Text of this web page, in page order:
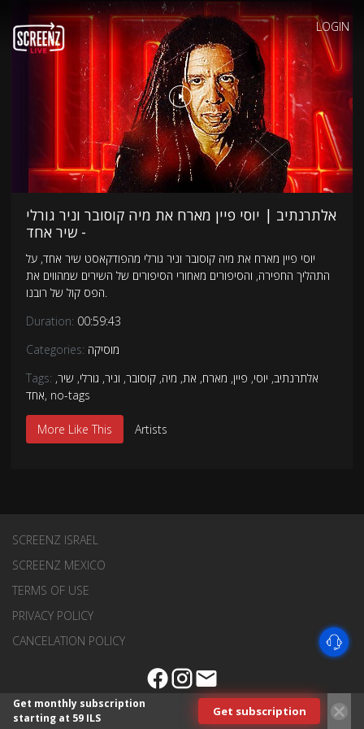
LOGIN
אלתרנתיב | יוסי פיין מארח את מיה קוסובר וניר גורלי
- שיר אחד
יוסי פיין מארח את מיה קוסובר וניר גורלי מהפודקאסט שיר אחד, על
התהליך החפירה, והסיפורים מאחורי הסיפורים של השירים שמהווים את
הפס קול של רובנו.
Duration: 00:59:43
Categories: מוסיקה
Tags:
אלתרנתיב, יוסי, פיין, מארח, את, מיה,קוסובר, וניר, גורלי,שיר,
אחד, no-tags
More Like This Artists
SCREENZ ISRAEL
SCREENZ MEXICO
TERMS OF USE
PRIVACY POLICY
CANCELATION POLICY
Get monthly subscription
starting at 59 ILS
Get subscription